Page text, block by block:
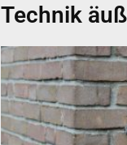
Technik